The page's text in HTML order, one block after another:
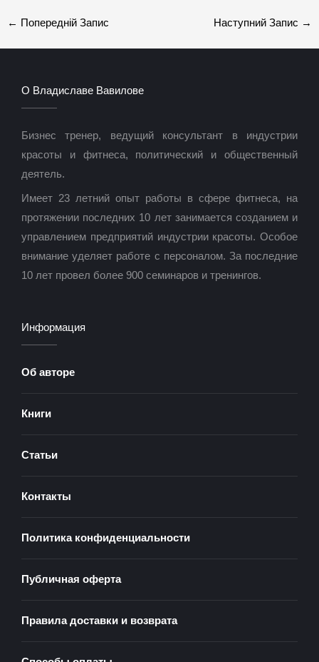
← Попередній Запис Наступний Запис →
О Владиславе Вавилове
Бизнес тренер, ведущий консультант в индустрии
красоты и фитнеса, политический и общественный
деятель.
Имеет 23 летний опыт работы в сфере фитнеса, на
протяжении последних 10 лет занимается созданием и
управлением предприятий индустрии красоты. Особое
внимание уделяет работе с персоналом. За последние
10 лет провел более 900 семинаров и тренингов.
Информация
Об авторе
Книги
Статьи
Контакты
Политика конфиденциальности
Публичная оферта
Правила доставки и возврата